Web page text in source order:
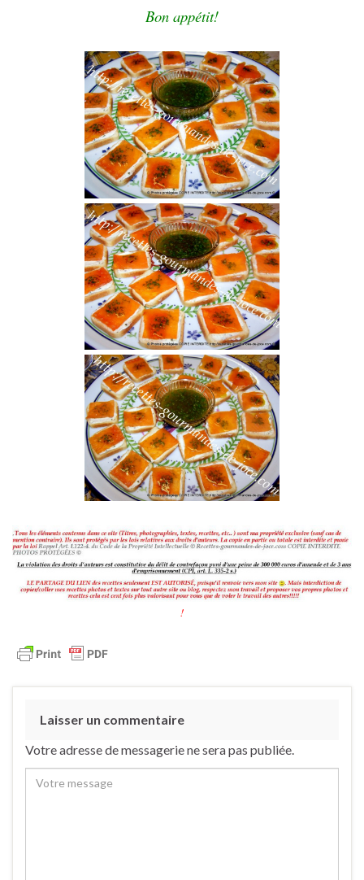
Bon appétit!
!
Laisser un commentaire
Votre adresse de messagerie ne sera pas publiée.